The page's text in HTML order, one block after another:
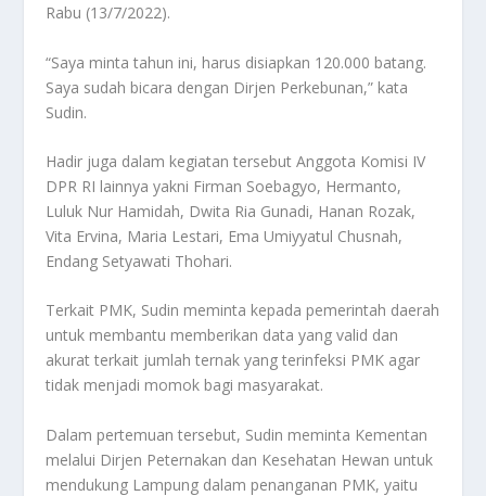
Rabu (13/7/2022).
“Saya minta tahun ini, harus disiapkan 120.000 batang.
Saya sudah bicara dengan Dirjen Perkebunan,” kata
Sudin.
Hadir juga dalam kegiatan tersebut Anggota Komisi IV
DPR RI lainnya yakni Firman Soebagyo, Hermanto,
Luluk Nur Hamidah, Dwita Ria Gunadi, Hanan Rozak,
Vita Ervina, Maria Lestari, Ema Umiyyatul Chusnah,
Endang Setyawati Thohari.
Terkait PMK, Sudin meminta kepada pemerintah daerah
untuk membantu memberikan data yang valid dan
akurat terkait jumlah ternak yang terinfeksi PMK agar
tidak menjadi momok bagi masyarakat.
Dalam pertemuan tersebut, Sudin meminta Kementan
melalui Dirjen Peternakan dan Kesehatan Hewan untuk
mendukung Lampung dalam penanganan PMK, yaitu